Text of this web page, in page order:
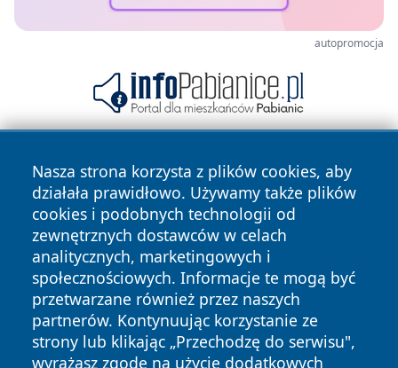
autopromocja
Nasza strona korzysta z plików cookies, aby
działała prawidłowo. Używamy także plików
cookies i podobnych technologii od
zewnętrznych dostawców w celach
analitycznych, marketingowych i
społecznościowych. Informacje te mogą być
przetwarzane również przez naszych
partnerów. Kontynuując korzystanie ze
strony lub klikając „Przechodzę do serwisu",
wyrażasz zgodę na użycie dodatkowych
Copyright © 2026 irybnik.pl Wszystkie prawa zastrzeżone.
News Autorzy
Polityka
Prywatności
Polityka
Cookies